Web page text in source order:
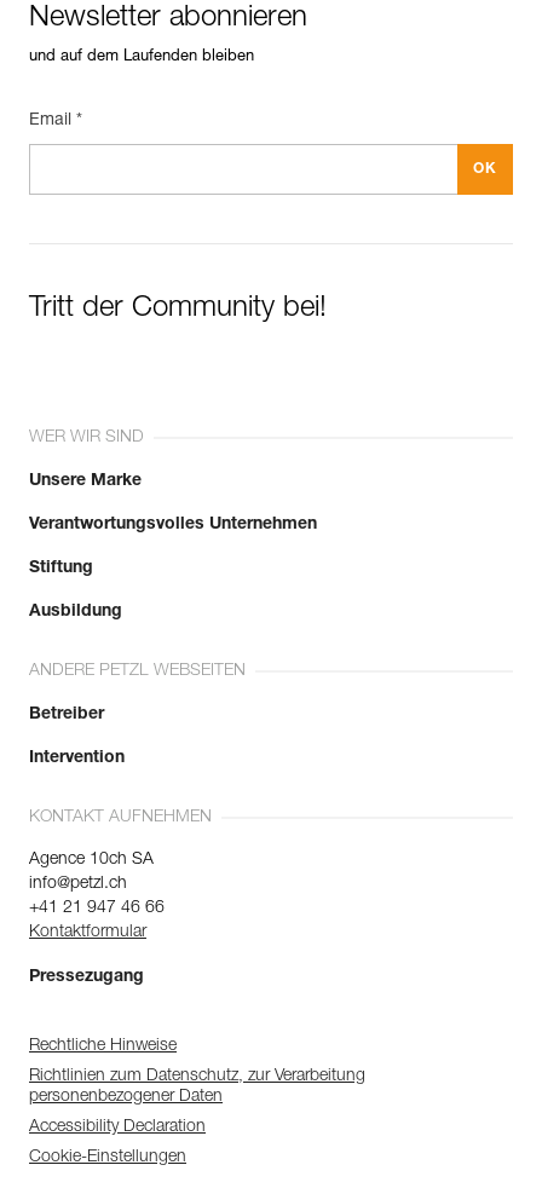
Newsletter abonnieren
und auf dem Laufenden bleiben
Email *
Tritt der Community bei!
WER WIR SIND
Unsere Marke
Verantwortungsvolles Unternehmen
Stiftung
Ausbildung
ANDERE PETZL WEBSEITEN
Betreiber
Intervention
KONTAKT AUFNEHMEN
Agence 10ch SA
info@petzl.ch
+41 21 947 46 66
Kontaktformular
Pressezugang
Rechtliche Hinweise
Richtlinien zum Datenschutz, zur Verarbeitung
personenbezogener Daten
Accessibility Declaration
Cookie-Einstellungen